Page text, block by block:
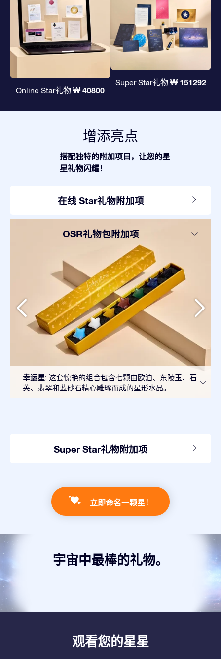
Online Star礼物 ₩ 40800
Super Star礼物 ₩ 151292
增添亮点
搭配独特的附加项目，让您的星
星礼物闪耀！
在线 Star礼物附加项
OSR礼物包附加项
幸运星: 这套惊艳的组合包含七颗由欧泊、东陵玉、石
英、翡翠和蓝砂石精心雕琢而成的星形水晶。
Super Star礼物附加项
立即命名一颗星！
宇宙中最棒的礼物。
观看您的星星